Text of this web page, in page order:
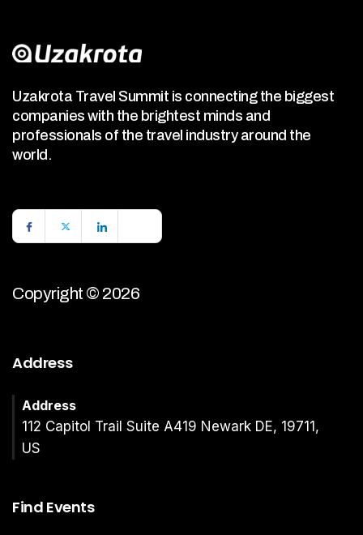
Uzakrota Travel Summit is connecting the biggest
companies with the brightest minds and
professionals of the travel industry around the
world.
Copyright © 2026
Address
Address
112 Capitol Trail Suite A419 Newark DE, 19711,
US
Find Events